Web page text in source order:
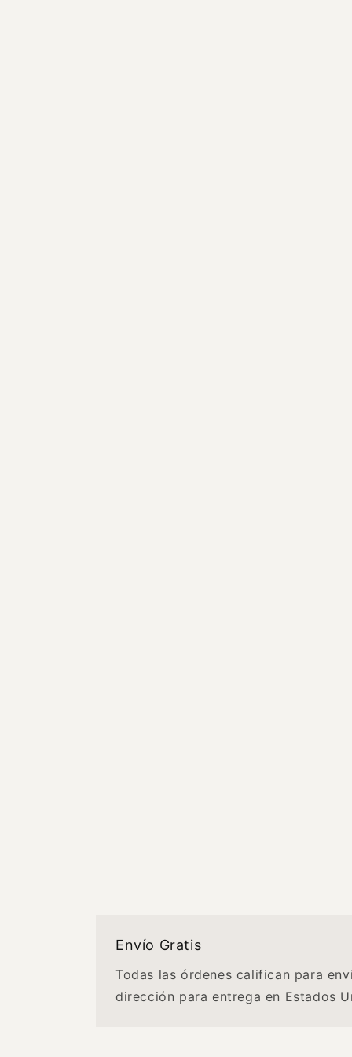
Envío Gratis
Todas las órdenes califican para
dirección para entrega en Estados